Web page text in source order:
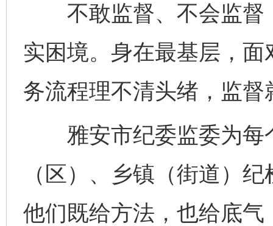
不敢监督、不会监督
实困境。身在最基层，
务流程理不清头绪，监
雅安市纪委监委为每
（区）、乡镇（街道）
他们既给方法，也给底